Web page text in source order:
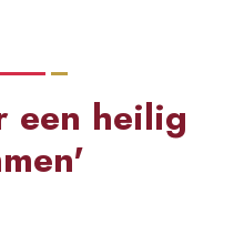
een heilig